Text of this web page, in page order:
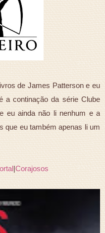
de James Patterson e eu
a continação da série Clube
eu ainda não li nenhum e a
que eu também apenas li um
|Corajosos